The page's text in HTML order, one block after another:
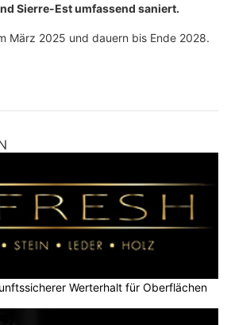
Sierre-Est umfassend saniert.
März 2025 und dauern bis Ende 2028.
Werterhalt für Oberflächen